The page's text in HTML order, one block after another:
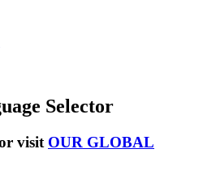
Selector
visit OUR GLOBAL